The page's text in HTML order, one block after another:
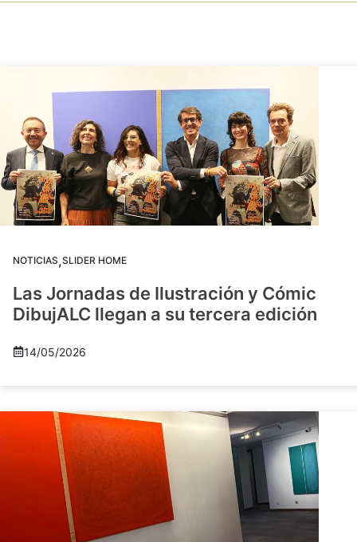
NOTICIAS,SLIDER HOME
Las Jornadas de Ilustración y Cómic
DibujALC llegan a su tercera edición
14/05/2026